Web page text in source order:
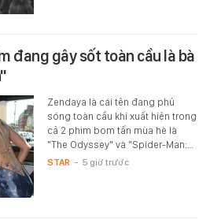
đang gây sốt toàn cầu là bà
Zendaya là cái tên đang phủ
sóng toàn cầu khi xuất hiện trong
cả 2 phim bom tấn mùa hè là
"The Odyssey" và "Spider-Man:…
STAR - 5 giờ trước